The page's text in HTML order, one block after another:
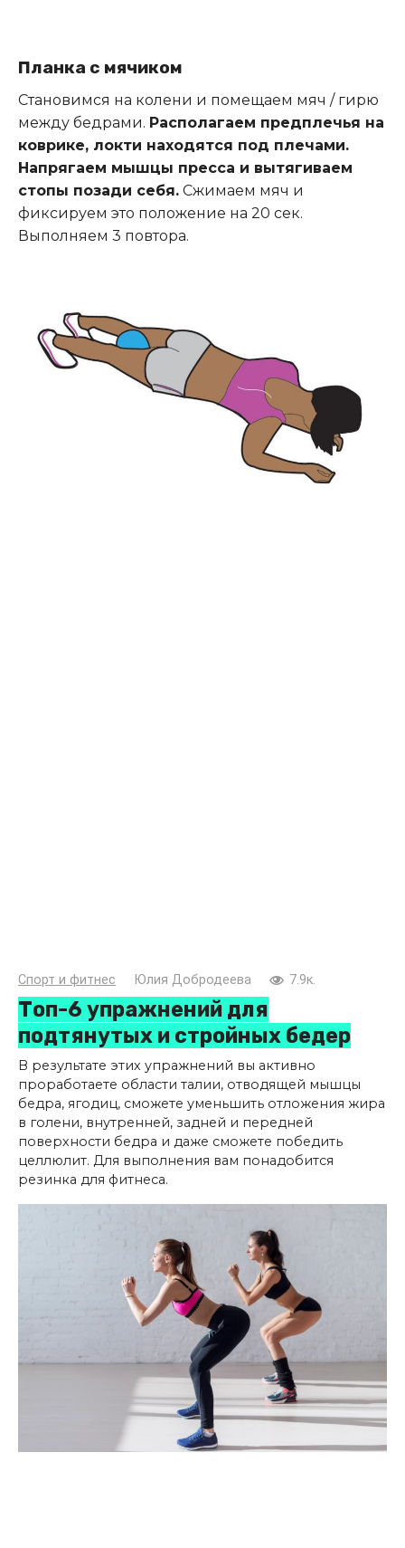
Планка с мячиком
Становимся на колени и помещаем мяч / гирю
между бедрами. Располагаем предплечья на
коврике, локти находятся под плечами.
Напрягаем мышцы пресса и вытягиваем
стопы позади себя. Сжимаем мяч и
фиксируем это положение на 20 сек.
Выполняем 3 повтора.
Спорт и фитнес Юлия Добродеева 7.9к.
Топ-6 упражнений для
подтянутых и стройных бедер
В результате этих упражнений вы активно
проработаете области талии, отводящей мышцы
бедра, ягодиц, сможете уменьшить отложения жира
в голени, внутренней, задней и передней
поверхности бедра и даже сможете победить
целлюлит. Для выполнения вам понадобится
резинка для фитнеса.